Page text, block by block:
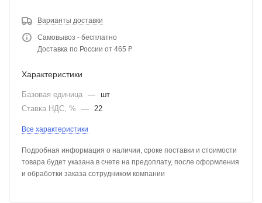
Варианты доставки
Самовывоз - бесплатно
Доставка по России от 465 ₽
Характеристики
Базовая единица —
шт
Ставка НДС, %
— 22
Все характеристики
Подробная информация о наличии, сроке поставки и стоимости
товара будет указана в счете на предоплату, после оформления
и обработки заказа сотрудником компании